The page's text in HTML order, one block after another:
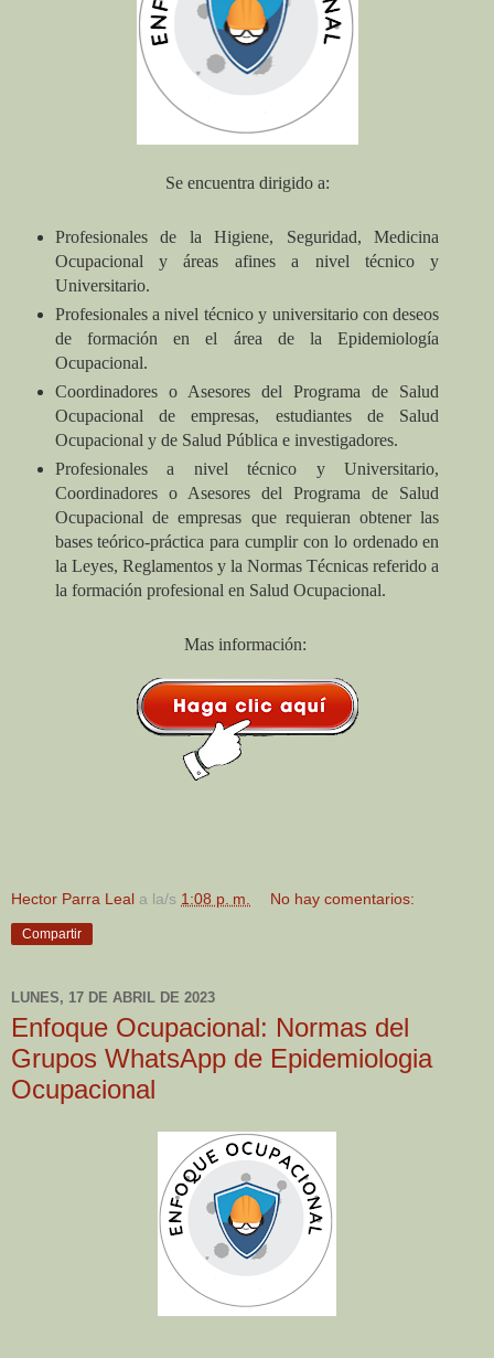
Se encuentra dirigido a:
Profesionales de la Higiene, Seguridad, Medicina
Ocupacional y áreas afines a nivel técnico y
Universitario.
Profesionales a nivel técnico y universitario con deseos
de formación en el área de la Epidemiología
Ocupacional.
Coordinadores o Asesores del Programa de Salud
Ocupacional de empresas, estudiantes de Salud
Ocupacional y de Salud Pública e investigadores.
Profesionales a nivel técnico y Universitario,
Coordinadores o Asesores del Programa de Salud
Ocupacional de empresas que requieran obtener las
bases teórico-práctica para cumplir con lo ordenado en
la Leyes, Reglamentos y la Normas Técnicas referido a
la formación profesional en Salud Ocupacional.
Mas información:
Hector Parra Leal a la/s 1:08 p. m. No hay comentarios:
Compartir
LUNES, 17 DE ABRIL DE 2023
Enfoque Ocupacional: Normas del
Grupos WhatsApp de Epidemiologia
Ocupacional